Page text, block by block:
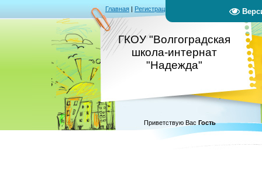
Главная | Регистрация
ГКОУ "Волгоградская
школа-интернат
"Надежда"
Приветствую Вас Гость